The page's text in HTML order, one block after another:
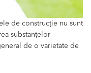
de construcție nu sunt
substanțelor
de o varietate de